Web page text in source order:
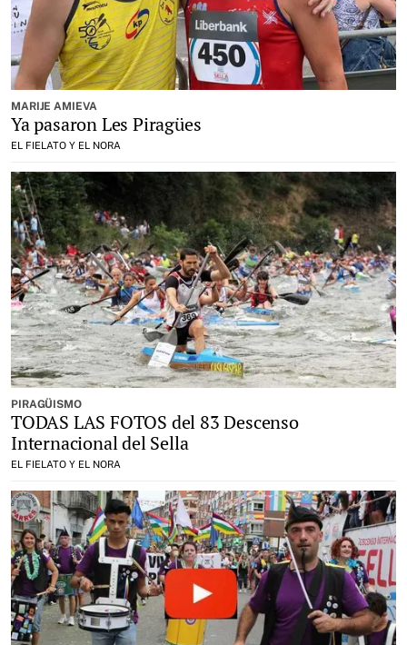
MARIJE AMIEVA
Ya pasaron Les Piragües
EL FIELATO Y EL NORA
PIRAGÜISMO
TODAS LAS FOTOS del 83 Descenso
Internacional del Sella
EL FIELATO Y EL NORA